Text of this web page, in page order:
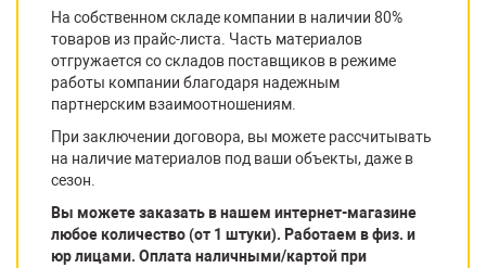
На собственном складе компании в наличии 80%
товаров из прайс-листа. Часть материалов
отгружается со складов поставщиков в режиме
работы компании благодаря надежным
партнерским взаимоотношениям.
При заключении договора, вы можете рассчитывать
на наличие материалов под ваши объекты, даже в
сезон.
Вы можете заказать в нашем интернет-магазине
любое количество (от 1 штуки). Работаем в физ. и
юр лицами. Оплата наличными/картой при